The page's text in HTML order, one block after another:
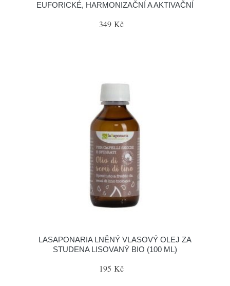
EUFORICKÉ, HARMONIZAČNÍ A AKTIVAČNÍ
349 Kč
LASAPONARIA LNĚNÝ VLASOVÝ OLEJ ZA
STUDENA LISOVANÝ BIO (100 ML)
195 Kč